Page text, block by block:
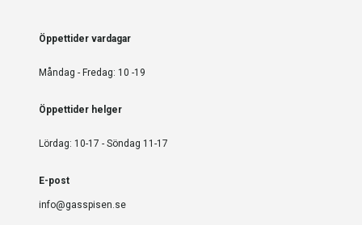
Öppettider vardagar
Måndag - Fredag: 10 -19
Öppettider helger
Lördag: 10-17 - Söndag 11-17
E-post
info@gasspisen.se